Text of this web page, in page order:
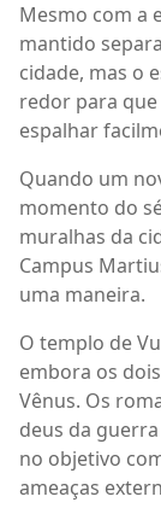
Mesmo com a
mantido
cidade, mas o
redor para
espalhar
Quando um
momento do
muralhas da
Campus
uma maneira.
O templo de
embora os
Vênus. Os
deus da
no objetivo
ameaças